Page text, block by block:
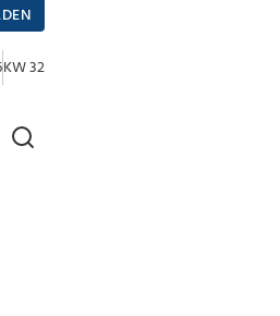
KW 32